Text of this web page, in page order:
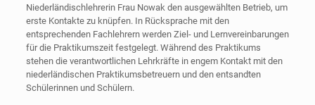
Niederländischlehrerin Frau Nowak den ausgewählten Betrieb, um
erste Kontakte zu knüpfen. In Rücksprache mit den
entsprechenden Fachlehrern werden Ziel- und Lernvereinbarungen
für die Praktikumszeit festgelegt. Während des Praktikums
stehen die verantwortlichen Lehrkräfte in engem Kontakt mit den
niederländischen Praktikumsbetreuern und den entsandten
Schülerinnen und Schülern.